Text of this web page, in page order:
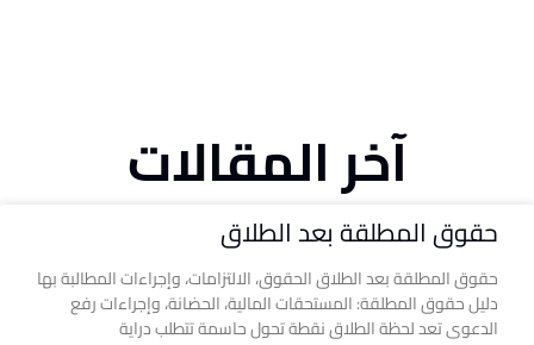
آخر المقالات
حقوق المطلقة بعد الطلاق
حقوق المطلقة بعد الطلاق الحقوق، الالتزامات، وإجراءات المطالبة بها
دليل حقوق المطلقة: المستحقات المالية، الحضانة، وإجراءات رفع
الدعوى تعد لحظة الطلاق نقطة تحول حاسمة تتطلب دراية